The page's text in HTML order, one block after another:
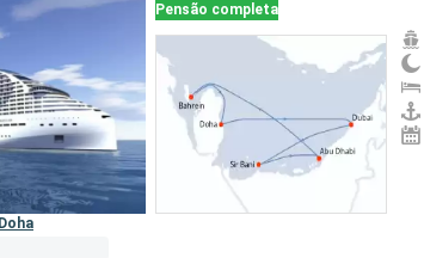
Pensão completa
Doha